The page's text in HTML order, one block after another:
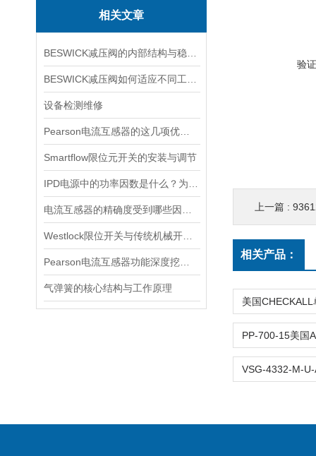
相关文章
设备检测维修
Smartflow限位元开关的安装与调节
气弹簧的核心结构与工作原理
验
上一篇 :
相关产品：